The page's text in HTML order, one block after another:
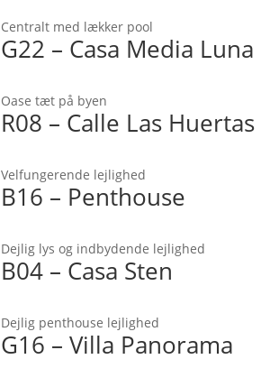
Centralt med lækker pool
G22 – Casa Media Luna
Oase tæt på byen
R08 – Calle Las Huertas
Velfungerende lejlighed
B16 – Penthouse
Dejlig lys og indbydende lejlighed
B04 – Casa Sten
Dejlig penthouse lejlighed
G16 – Villa Panorama